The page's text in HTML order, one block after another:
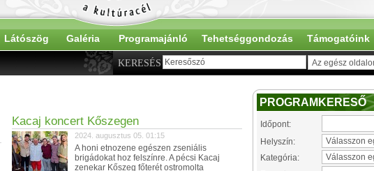
Látószög Galéria Programajánló Tehetséggondozás Támogatóink
KERESÉS
Kacaj koncert Kőszegen
2024. augusztus 05. 01:15
A honi etnozene egészen zseniális
brigádokat hoz felszínre. A pécsi Kacaj
zenekar Kőszeg főterét ostromolta
PROGRAMKERESŐ
Időpont:
Helyszín:
Kategória: